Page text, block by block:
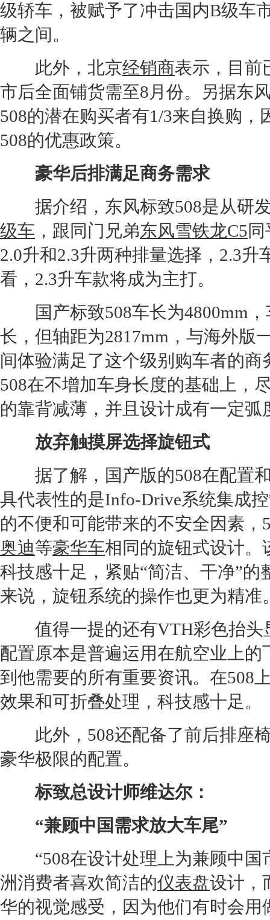
级轿车，被赋予了冲击国内B级车
辆之间。
此外，北京经销商表示，目前
市后全面铺货需至8月份。另据东
508的潜在购买者有1/3来自换购
508的优惠政策。
豪华后排满足商务需求
据介绍，东风标致508是从研
级车 ，跟同门兄弟东风雪铁龙C5
2.0升和2.3升两种排量选择，2.3
看，2.3升车款将成为主打。
国产标致508车长为4800mm
长，但轴距为2817mm，与海外版
间体验满足了这个级别购车者的
508在不增加车身长度的基础上，
的靠背减薄，并且设计成有一定
放弃触摸屏选择旋钮式
据了解，国产版的508在配置和
具代表性的是Info-Drive系统集成
的不便和可能带来的不安全因素
奥迪等豪华车相同的旋钮式设计。
科技感十足，紧贴“简洁、干净”
来说，旋钮系统的操作也更为精准
值得一提的还有VTH彩色抬头
配置原本是普遍运用在航空业上
到他需要的所有重要资讯。在508
效果和可折叠处理，科技感十足。
此外，508还配备了前后排座
豪华极限的配置。
标致总设计师维达尔：
“兼顾中国需求放大车尾”
“508在设计处理上为兼顾中国
洲消费者喜欢简洁的仪表盘设计，
华的视觉感受，因为他们有时会